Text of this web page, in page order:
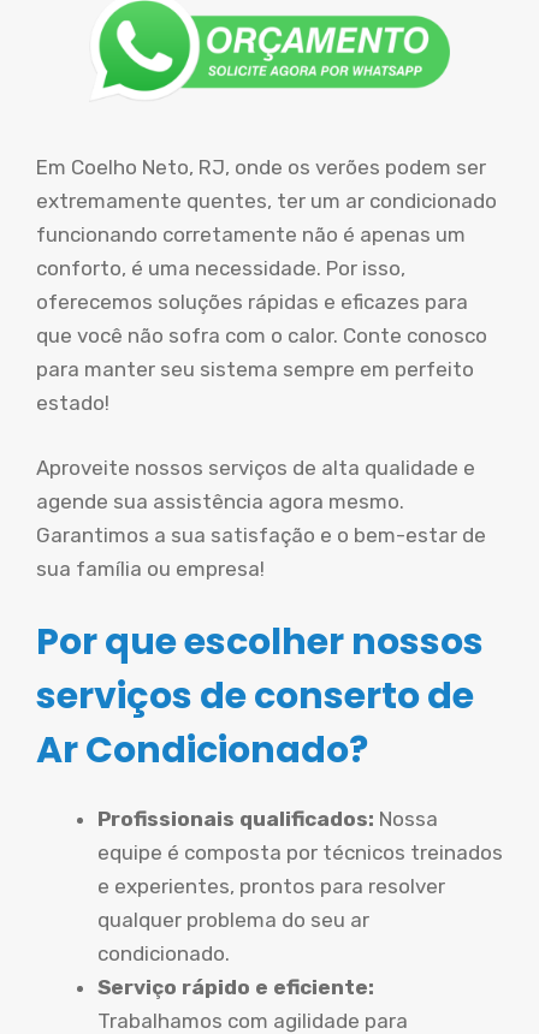
Em Coelho Neto, RJ, onde os verões podem ser
extremamente quentes, ter um ar condicionado
funcionando corretamente não é apenas um
conforto, é uma necessidade. Por isso,
oferecemos soluções rápidas e eficazes para
que você não sofra com o calor. Conte conosco
para manter seu sistema sempre em perfeito
estado!
Aproveite nossos serviços de alta qualidade e
agende sua assistência agora mesmo.
Garantimos a sua satisfação e o bem-estar de
sua família ou empresa!
Por que escolher nossos
serviços de conserto de
Ar Condicionado?
Profissionais qualificados: Nossa
equipe é composta por técnicos treinados
e experientes, prontos para resolver
qualquer problema do seu ar
condicionado.
Serviço rápido e eficiente:
Trabalhamos com agilidade para